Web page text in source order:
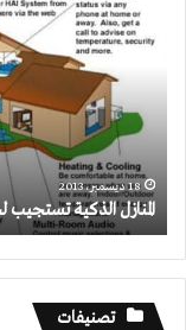
الذكية
تستجيب
وتتواصل
الجوال
18 ديسمبر، 2013
المنازل الذكية
تصنيفات